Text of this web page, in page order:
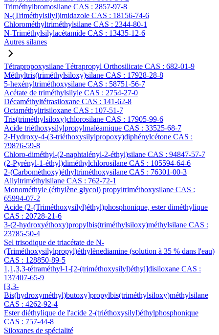
Triméthylbromosilane CAS : 2857-97-8
N-(Triméthylsilyl)imidazole CAS : 18156-74-6
Chlorométhyltriméthylsilane CAS : 2344-80-1
N-Triméthylsilylacétamide CAS : 13435-12-6
Autres silanes
Tétrapropoxysilane Tétrapropyl Orthosilicate CAS : 682-01-9
Méthyltris(triméthylsiloxy)silane CAS : 17928-28-8
5-hexényltriméthoxysilane CAS : 58751-56-7
Acétate de triméthylsilyle CAS : 2754-27-0
Décaméthyltétrasiloxane CAS : 141-62-8
Octaméthyltrisiloxane CAS : 107-51-7
Tris(triméthylsiloxy)chlorosilane CAS : 17905-99-6
Acide triéthoxysilylpropylmaléamique CAS : 33525-68-7
2-Hydroxy-4-(3-triéthoxysilylpropoxy)diphénylcétone CAS :
79876-59-8
Chloro-diméthyl-(2-naphtalényl-2-éthyl)silane CAS : 94847-57-7
(2-Pyrényl-1-éthyl)diméthylchlorosilane CAS : 105594-64-6
2-(Carbométhoxy)éthyltriméthoxysilane CAS : 76301-00-3
Allyltriméthylsilane CAS : 762-72-1
Monométhyle (éthylène glycol) propyltriméthoxysilane CAS :
65994-07-2
Acide (2-(Triméthoxysilyl)éthyl)phosphonique, ester diméthylique
CAS : 20728-21-6
3-(2-hydroxyéthoxy)propylbis(triméthylsiloxy)méthylsilane CAS :
23785-50-4
Sel trisodique de triacétate de N-
(Triméthoxysilylpropyl)éthylènediamine (solution à 35 % dans l'eau)
CAS : 128850-89-5
1,1,3,3-tétraméthyl-1-[2-(triméthoxysilyl)éthyl]disiloxane CAS :
137407-65-9
[3,3-
Bis(hydroxyméthyl)butoxy]propylbis(triméthylsiloxy)méthylsilane
CAS : 4262-92-4
Ester diéthylique de l'acide 2-(triéthoxysilyl)éthylphosphonique
CAS : 757-44-8
Siloxanes de spécialité